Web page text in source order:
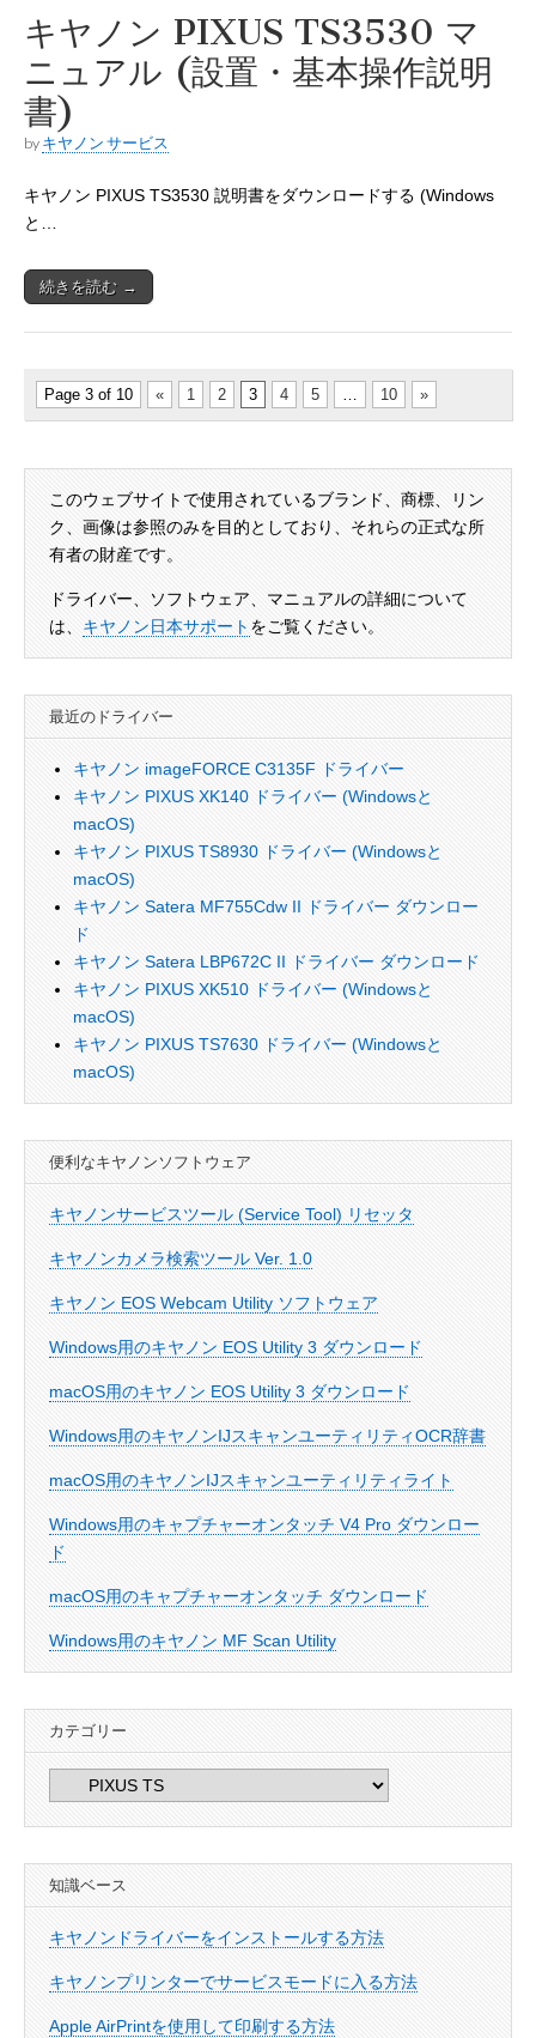
キヤノン PIXUS TS3530 マ
ニュアル (設置・基本操作説明
書)
by キヤノン サービス
キヤノン PIXUS TS3530 説明書をダウンロードする (Windows
と…
続きを読む →
Page 3 of 10 « 1 2 3 4 5 … 10 »
このウェブサイトで使用されているブランド、商標、リン
ク、画像は参照のみを目的としており、それらの正式な所
有者の財産です。
ドライバー、ソフトウェア、マニュアルの詳細について
は、 キヤノン日本サポート をご覧ください。
最近のドライバー
キヤノン imageFORCE C3135F ドライバー
キヤノン PIXUS XK140 ドライバー (Windowsと
macOS)
キヤノン PIXUS TS8930 ドライバー (Windowsと
macOS)
キヤノン Satera MF755Cdw II ドライバー ダウンロー
ド
キヤノン Satera LBP672C II ドライバー ダウンロード
キヤノン PIXUS XK510 ドライバー (Windowsと
macOS)
キヤノン PIXUS TS7630 ドライバー (Windowsと
macOS)
便利なキヤノンソフトウェア
キヤノンサービスツール (Service Tool) リセッタ
キヤノンカメラ検索ツール Ver. 1.0
キヤノン EOS Webcam Utility ソフトウェア
Windows用のキヤノン EOS Utility 3 ダウンロード
macOS用のキヤノン EOS Utility 3 ダウンロード
Windows用のキヤノンIJスキャンユーティリティOCR辞書
macOS用のキヤノンIJスキャンユーティリティライト
Windows用のキャプチャーオンタッチ V4 Pro ダウンロー
ド
macOS用のキャプチャーオンタッチ ダウンロード
Windows用のキヤノン MF Scan Utility
カテゴリー
リ
知識ベース
キヤノンドライバーをインストールする方法
キヤノンプリンターでサービスモードに入る方法
Apple AirPrintを使用して印刷する方法